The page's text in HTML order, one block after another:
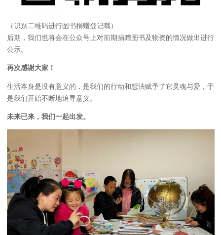
（识别二维码进行图书捐赠登记哦）
后期，我们也将会在公众号上对前期捐赠图书及物资的情况做出进行
公示。
再次感谢大家！
生活本身是没有意义的，是我们的行动和想法赋予了它灵魂与爱，于
是我们开始不断地追寻意义。
未来已来，我们一起出发。